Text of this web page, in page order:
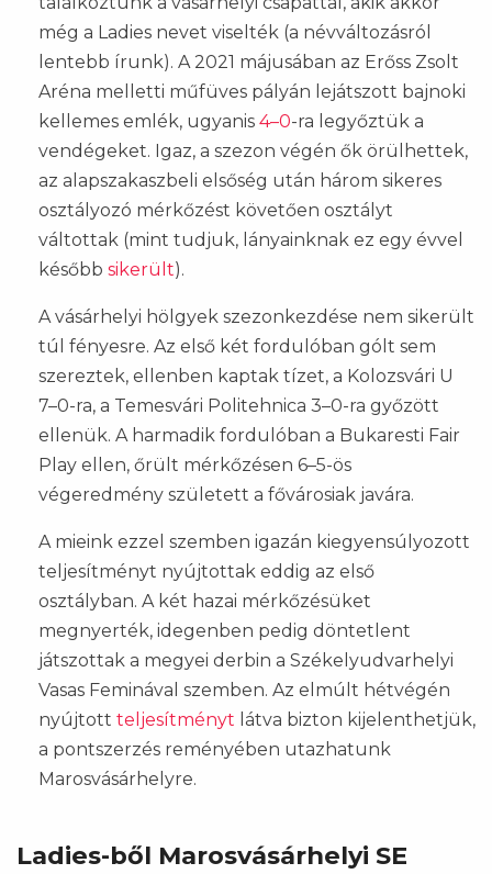
még a Ladies nevet viselték (a névváltozásról
lentebb írunk). A 2021 májusában az Erőss Zsolt
Aréna melletti műfüves pályán lejátszott bajnoki
kellemes emlék, ugyanis 4–0-ra legyőztük a
vendégeket. Igaz, a szezon végén ők örülhettek,
az alapszakaszbeli elsőség után három sikeres
osztályozó mérkőzést követően osztályt
váltottak (mint tudjuk, lányainknak ez egy évvel
később sikerült).
A vásárhelyi hölgyek szezonkezdése nem sikerült
túl fényesre. Az első két fordulóban gólt sem
szereztek, ellenben kaptak tízet, a Kolozsvári U
7–0-ra, a Temesvári Politehnica 3–0-ra győzött
ellenük. A harmadik fordulóban a Bukaresti Fair
Play ellen, őrült mérkőzésen 6–5-ös
végeredmény született a fővárosiak javára.
A mieink ezzel szemben igazán kiegyensúlyozott
teljesítményt nyújtottak eddig az első
osztályban. A két hazai mérkőzésüket
megnyerték, idegenben pedig döntetlent
játszottak a megyei derbin a Székelyudvarhelyi
Vasas Feminával szemben. Az elmúlt hétvégén
nyújtott teljesítményt látva bizton kijelenthetjük,
a pontszerzés reményében utazhatunk
Marosvásárhelyre.
Ladies-ből Marosvásárhelyi SE